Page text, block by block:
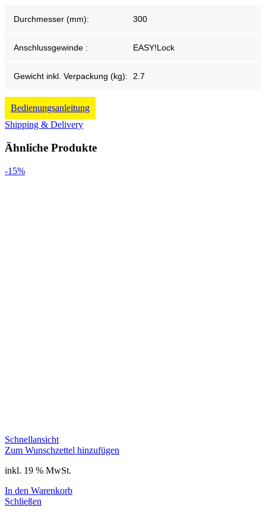
Durchmesser (mm): 300
Anschlussgewinde : EASY!Lock
Gewicht inkl. Verpackung (kg): 2.7
Bedienungsanleitung
Shipping & Delivery
Ähnliche Produkte
-15%
Schnellansicht
Zum Wunschzettel hinzufügen
inkl. 19 % MwSt.
In den Warenkorb
Schließen